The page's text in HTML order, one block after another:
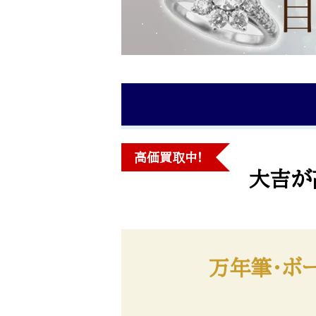
高価買取中!
大吉が
万年筆・ボ